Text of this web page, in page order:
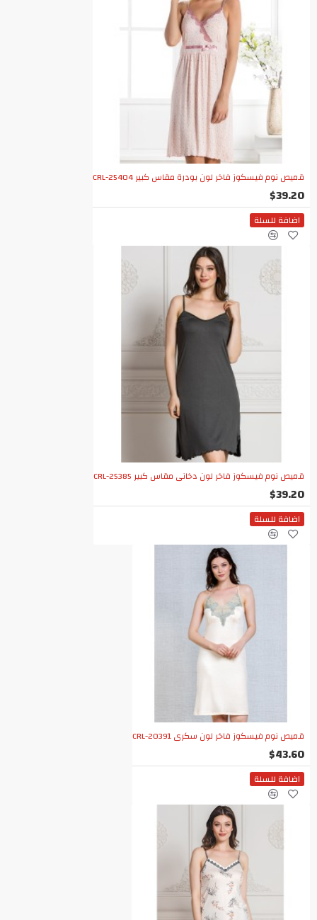
قميص نوم فيسكوز فاخر لون بودرة مقاس كبير CRL-25404
$39.20
اضافة للسلة
قميص نوم فيسكوز فاخر لون دخاني مقاس كبير CRL-25385
$39.20
اضافة للسلة
قميص نوم فيسكوز فاخر لون سكري CRL-20391
$43.60
اضافة للسلة